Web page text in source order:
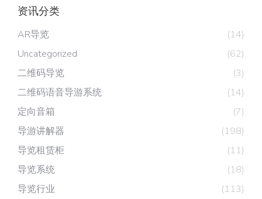
资讯分类
AR导览
(14)
Uncategorized
(62)
二维码导览
(3)
二维码语音导游系统
(14)
定向音箱
(7)
导游讲解器
(198)
导览租赁柜
(11)
导览系统
(18)
导览行业
(113)